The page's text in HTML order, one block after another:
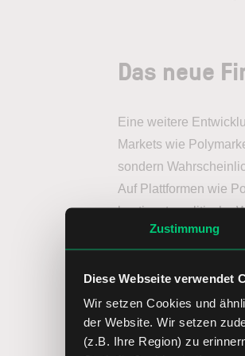
Zustimmung
Diese Webseite verwendet
Wir setzen Cookies und
der Website. Wir setzen
(z.B. Ihre Region) zu
Das neue
Eine weitere
Markets wie
sondern
Auf Plattformen wie
bestimmte politische
wie sich bestimmte
Jede dieser
Konkurrenzdruck aus.
Denn machen wir
genutzt.